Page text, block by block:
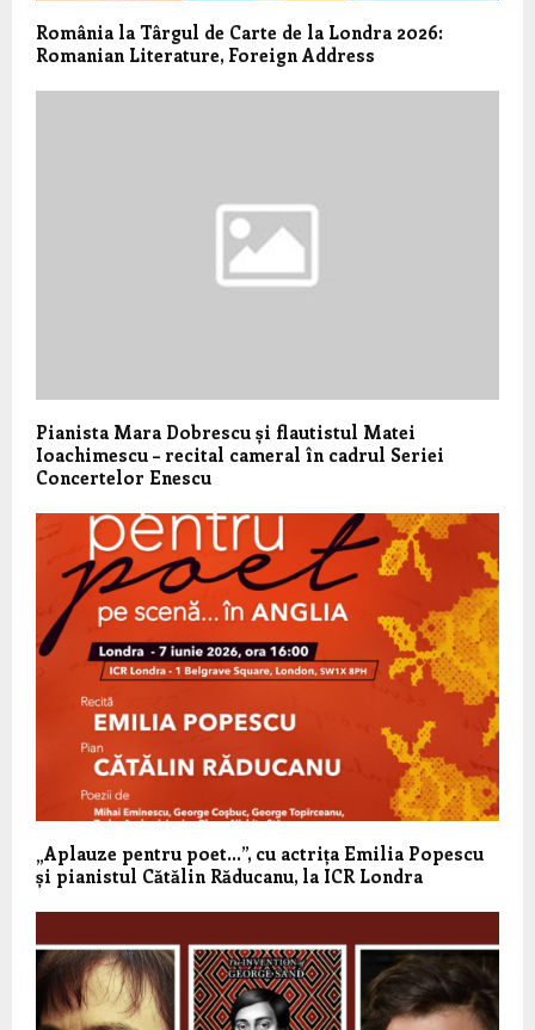
România la Târgul de Carte de la Londra 2026:
Romanian Literature, Foreign Address
Pianista Mara Dobrescu și flautistul Matei
Ioachimescu – recital cameral în cadrul Seriei
Concertelor Enescu
„Aplauze pentru poet…”, cu actrița Emilia Popescu
și pianistul Cătălin Răducanu, la ICR Londra